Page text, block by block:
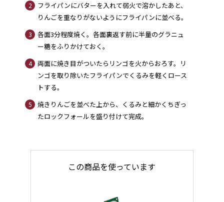
2
フライパンにバターを入れて弱火で溶かしたあと、
りんごを重なりがないようにフライパンに並べる。
3
各面3分程度焼く。各面裏返す前に半量のグラニュ
ー糖をふりかけておく。
4
両面に焼き目がついたらリンゴを火からおろす。リ
ンゴを取り除いたフライパンでくるみを軽くロース
トする。
5
焼きりんごを並べた上から、くるみと細かくちぎっ
たロックフォールを盛り付けて完成。
この商品を使っています